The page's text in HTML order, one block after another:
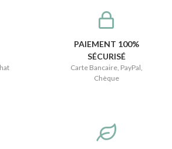
PAIEMENT 100%
SÉCURISÉ
Carte Bancaire, PayPal,
Chèque